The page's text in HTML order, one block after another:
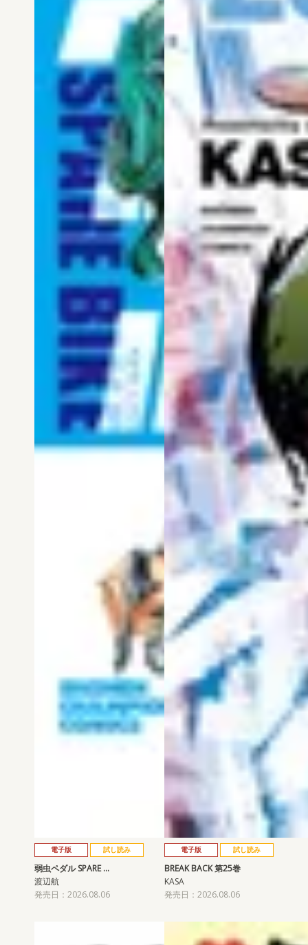
電子版 試し読み
弱虫ペダル SPARE …
渡辺航
発売日：2026.08.06
電子版 試し読み
BREAK BACK 第25巻
KASA
発売日：2026.08.06